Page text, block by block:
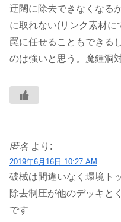
迂闊に除去できなくなる
に取れない(リンク素材
罠に任せることもできる
のは強いと思う。魔鍾洞
匿名 より:
2019年6月16日 10:27 AM
破械は間違いなく環境ト
除去制圧が他のデッキと
です